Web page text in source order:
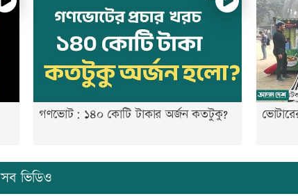
গণভোট: ১৪০ কোটি টাকার অর্জন কতটুকু?
সব ভিডিও